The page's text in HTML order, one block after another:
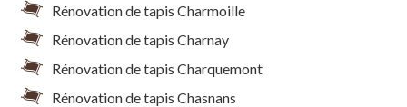
Rénovation de tapis Charmoille
Rénovation de tapis Charnay
Rénovation de tapis Charquemont
Rénovation de tapis Chasnans